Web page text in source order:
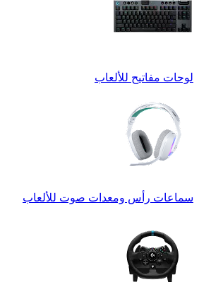
لوحات مفاتيح للألعاب
سماعات رأس ومعدات صوت للألعاب